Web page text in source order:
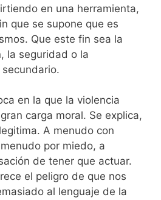
en una herramienta,
que se supone que es
Que este fin sea la
la seguridad o la
en la que la violencia
carga moral. Se explica,
A menudo con
por miedo, a
de tener que actuar.
el peligro de que nos
al lenguaje de la